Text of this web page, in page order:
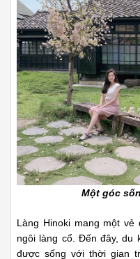
Một góc
Làng Hinoki mang một
ngôi làng cổ. Đến đây, du
được sống với thời gian